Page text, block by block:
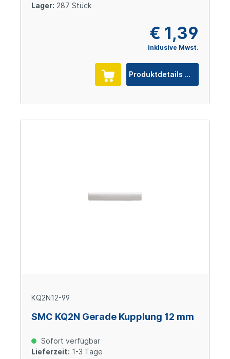
Lager: 287 Stück
€ 1,39
inklusive Mwst.
Produktdetails
KQ2N12-99
SMC KQ2N Gerade Kupplung 12 mm
Sofort verfügbar
Lieferzeit: 1-3 Tage